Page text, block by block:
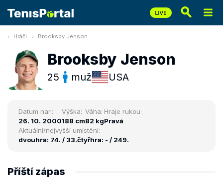
Hráči Brooksby Jenson
Brooksby Jenson
25 muž USA
Datum nar.:
26. 10. 2000
Výška:
188 cm
Váha:
82 kg
Hraje rukou:
Pravá
Aktuální/nejvyšší umístění:
dvouhra: 74. / 33.čtyřhra: - / 249.
Příští zápas